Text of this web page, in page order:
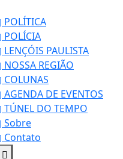
POLÍTICA
POLÍCIA
LENÇÓIS PAULISTA
NOSSA REGIÃO
COLUNAS
AGENDA DE EVENTOS
TÚNEL DO TEMPO
Sobre
Contato